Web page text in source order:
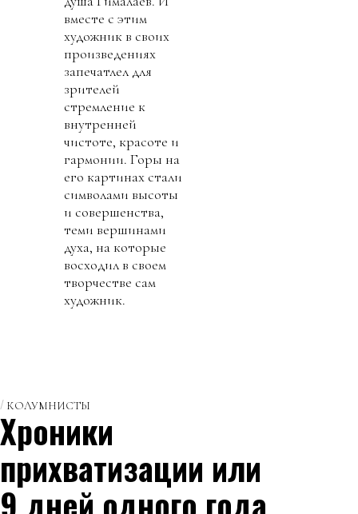
вместе с этим
художник в своих
произведениях
запечатлел для
зрителей
стремление к
внутренней
чистоте, красоте и
гармонии. Горы на
его картинах стали
символами высоты
и совершенства,
теми вершинами
духа, на которые
восходил в своем
творчестве сам
художник.
КОЛУМНИСТЫ
Хроники
прихватизации или
9 дней одного года